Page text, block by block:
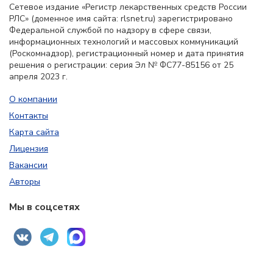
Сетевое издание «Регистр лекарственных средств России
РЛС» (доменное имя сайта: rlsnet.ru) зарегистрировано
Федеральной службой по надзору в сфере связи,
информационных технологий и массовых коммуникаций
(Роскомнадзор), регистрационный номер и дата принятия
решения о регистрации: серия Эл № ФС77-85156 от 25
апреля 2023 г.
О компании
Контакты
Карта сайта
Лицензия
Вакансии
Авторы
Мы в соцсетях